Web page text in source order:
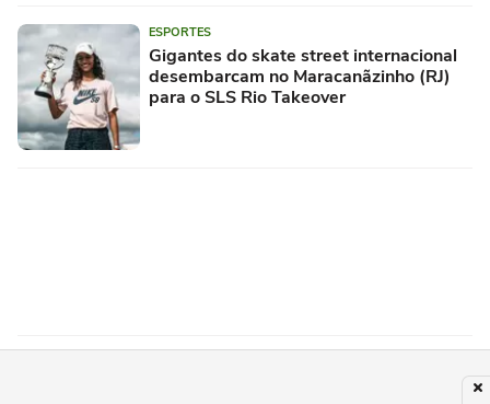
ESPORTES
Gigantes do skate street internacional
desembarcam no Maracanãzinho (RJ)
para o SLS Rio Takeover